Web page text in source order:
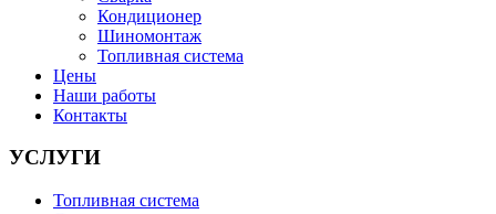
Кондиционер
Шиномонтаж
Топливная система
Цены
Наши работы
Контакты
УСЛУГИ
Топливная система